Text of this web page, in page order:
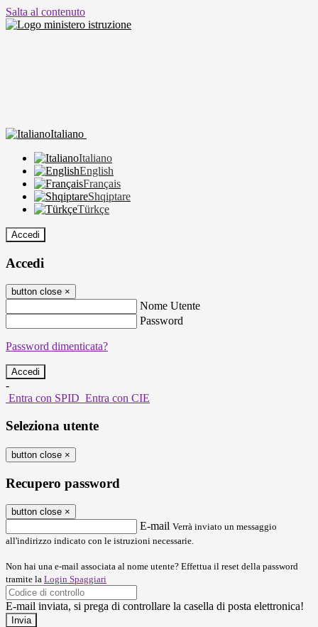
Salta al contenuto
Italiano
Italiano
English
Français
Shqiptare
Türkçe
Accedi
Accedi
button close ×
Nome Utente
Password
Password dimenticata?
-
Entra con SPID Entra con CIE
Seleziona utente
button close ×
Recupero password
button close ×
E-mail Verrà inviato un messaggio
all'indirizzo indicato con le istruzioni necessarie.
Non hai una e-mail associata al nome utente? Effettua il reset della password
tramite la Login Spaggiari
E-mail inviata, si prega di controllare la casella di posta elettronica!